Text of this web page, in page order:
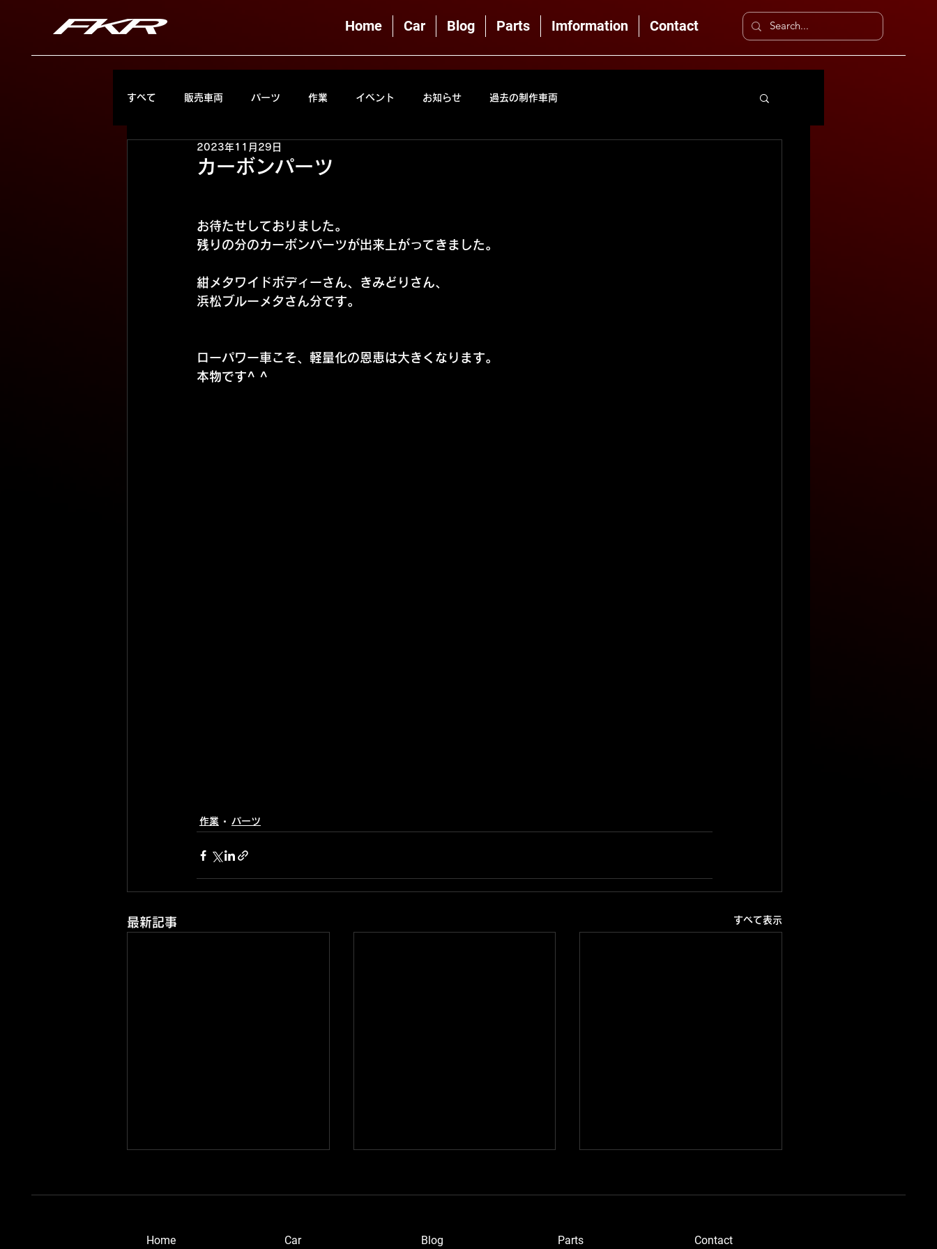
Home Car Blog Parts Imformation Contact
すべて 販売車両 パーツ 作業 イベント お知らせ 過去の制作車両
カーボンパーツ
2023年11月29日
お待たせしておりました。
残りの分のカーボンパーツが出来上がってきました。
紺メタワイドボディーさん、きみどりさん、
浜松ブルーメタさん分です。
ローパワー車こそ、軽量化の恩恵は大きくなります。
本物です^ ^
作業 パーツ
最新記事 すべて表示
​Home Car Blog Parts ​Contact